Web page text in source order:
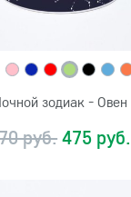
зодиак - Овен
руб.475 руб.